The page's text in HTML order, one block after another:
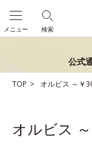
検索
メニュー
公式
TOP オルビス ～￥
オルビス